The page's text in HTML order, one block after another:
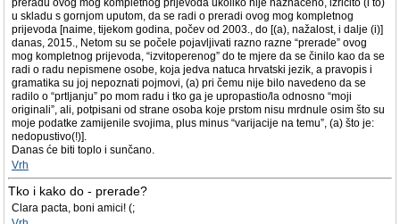
preradu ovog mog kompletnog prijevoda ukoliko nije naznačeno, izričito (i to)
u skladu s gornjom uputom, da se radi o preradi ovog mog kompletnog
prijevoda [naime, tijekom godina, počev od 2003., do [(a), nažalost, i dalje (i)]
danas, 2015., Netom su se počele pojavljivati razno razne “prerade” ovog
mog kompletnog prijevoda, “izvitoperenog” do te mjere da se činilo kao da se
radi o radu nepismene osobe, koja jedva natuca hrvatski jezik, a pravopis i
gramatika su joj nepoznati pojmovi, (a) pri čemu nije bilo navedeno da se
radilo o “prtljanju” po mom radu i tko ga je upropastio/la odnosno “moji
originali”, ali, potpisani od strane osoba koje prstom nisu mrdnule osim što su
moje podatke zamijenile svojima, plus minus “varijacije na temu”, (a) što je:
nedopustivo(!)].
Danas će biti toplo i sunčano.
Vrh
Tko i kako do - prerade?
Clara pacta, boni amici! (;